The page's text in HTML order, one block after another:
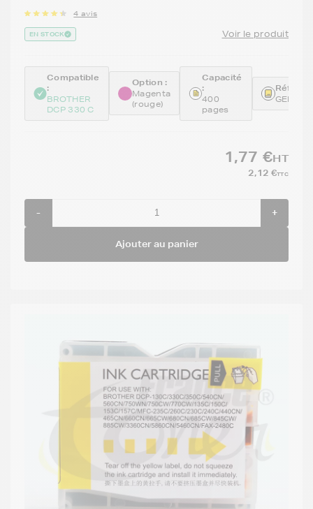
4 avis
EN STOCK Voir le produit
Compatible
:
BROTHER
DCP 330 C
Option :
Magenta
(rouge)
Capacité
:
400
pages
1,77 €HT
2,12 €TTC
- +
Ajouter au panier